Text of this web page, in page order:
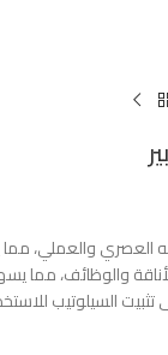
العصري والعملي، مما
والوظائف، مما
السيلوتيب